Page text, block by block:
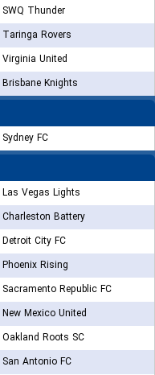
SWQ Thunder
Taringa Rovers
Virginia United
Brisbane Knights
Sydney FC
Las Vegas Lights
Charleston Battery
Detroit City FC
Phoenix Rising
Sacramento Republic FC
New Mexico United
Oakland Roots SC
San Antonio FC